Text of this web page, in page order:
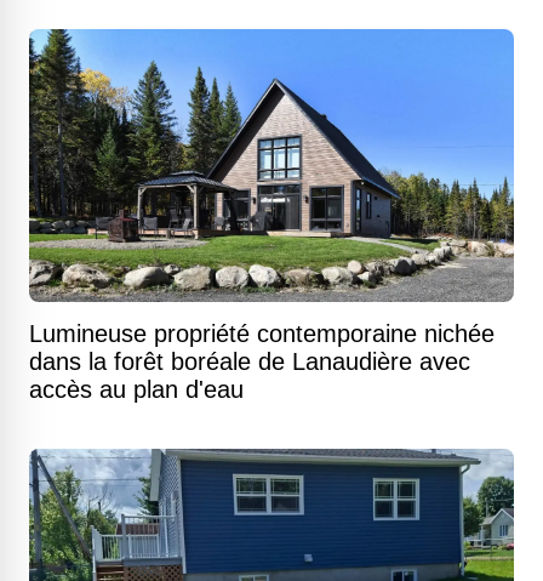
Lumineuse propriété contemporaine nichée
dans la forêt boréale de Lanaudière avec
accès au plan d'eau